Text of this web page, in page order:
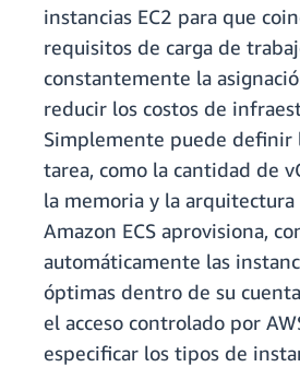
instancias EC2 para que
requisitos de carga de
constantemente la
reducir los costos de
Simplemente puede definir
tarea, como la cantidad de
la memoria y la arquitectura
Amazon ECS aprovisiona,
automáticamente las
óptimas dentro de su
el acceso controlado por
especificar los tipos de